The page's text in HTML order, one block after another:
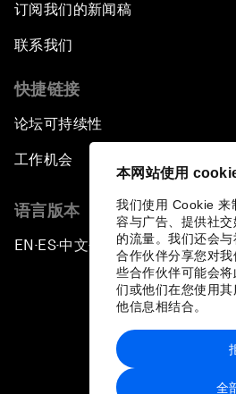
本网站使用
我们使用 Cookie 来
容与广告、提供社
的流量。我们还会
合作伙伴分享您对
些合作伙伴可能会
们或他们在您使用
他信息相结合。
全
订阅我们的新闻稿
联系我们
快捷链接
论坛可持续性
工作机会
语言版本
EN ▪ES▪中文▪ 日本語